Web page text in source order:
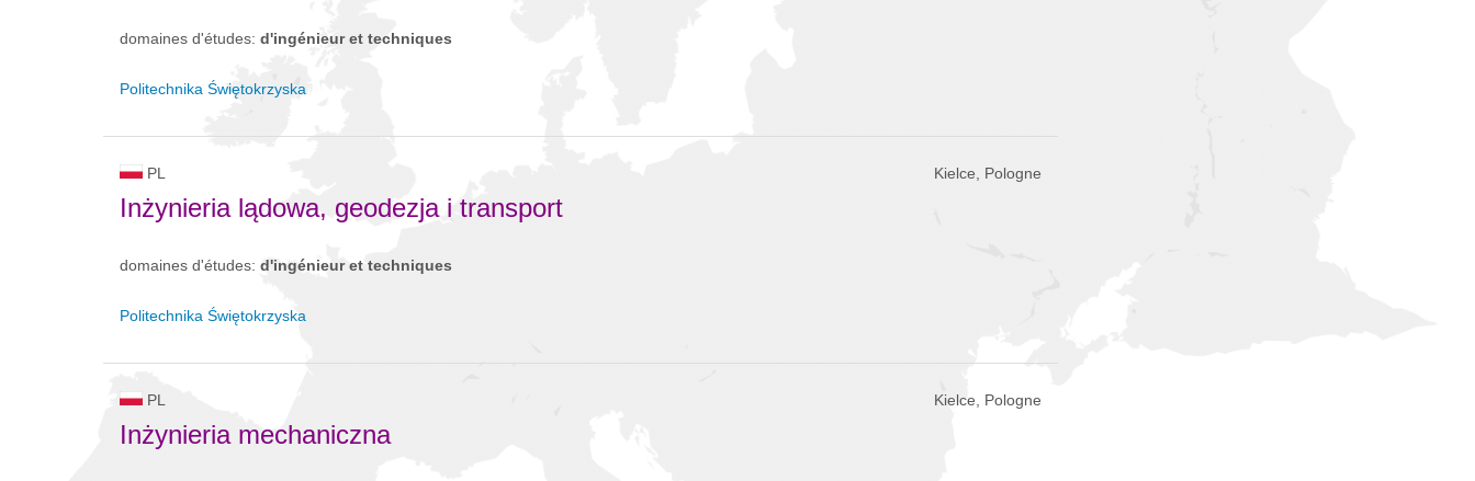
domaines d'études: d'ingénieur et techniques
Politechnika Świętokrzyska
PL Kielce, Pologne
Inżynieria lądowa, geodezja i transport
domaines d'études: d'ingénieur et techniques
Politechnika Świętokrzyska
PL Kielce, Pologne
Inżynieria mechaniczna